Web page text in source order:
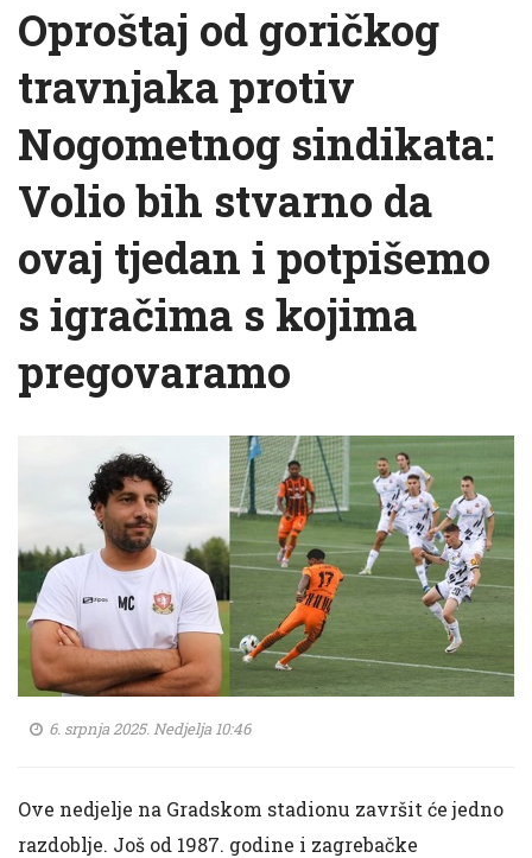
Oproštaj od goričkog
travnjaka protiv
Nogometnog sindikata:
Volio bih stvarno da
ovaj tjedan i potpišemo
s igračima s kojima
pregovaramo
6. srpnja 2025. Nedjelja 10:46
Ove nedjelje na Gradskom stadionu završit će jedno
razdoblje. Još od 1987. godine i zagrebačke